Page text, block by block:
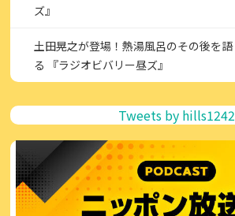
ズ』
土田晃之が登場！熱湯風呂のその後を語
る 『ラジオビバリー昼ズ』
Tweets by hills1242